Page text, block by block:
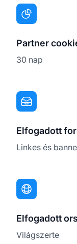
Partner
30 nap
Elfogadott
Linkes és
Elfogadott
Világszerte